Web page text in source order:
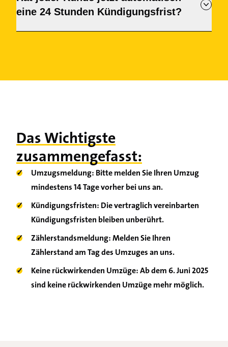
Informieren Sie uns daher unbedingt vor Ihrem
eine 24 Stunden Kündigungsfrist?
Vertragslaufzeiten bleiben auch mit der neuen
Das Wichtigste
zusammengefasst:
✓
Umzugsmeldung: Bitte melden Sie Ihren Umzug
mindestens 14 Tage vorher bei uns an.
✓
Kündigungsfristen: Die vertraglich vereinbarten
Kündigungsfristen bleiben unberührt.
✓
Zählerstandsmeldung: Melden Sie Ihren
Zählerstand am Tag des Umzuges an uns.
✓
Keine rückwirkenden Umzüge: Ab dem 6. Juni 2025
sind keine rückwirkenden Umzüge mehr möglich.